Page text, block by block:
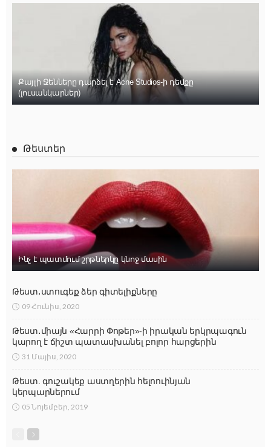
Քայլի Ջենները դարձել է Acne Studios-ի դեմքը
(լուսանկարներ)
Թեստեր
Ինչ է պատմում շրթներկը կնոջ մասին
Թեստ․ստուգեք ձեր գիտելիքները
09 Հունիս, 2020
Թեստ․միայն «Հարրի Փոթեր»-ի իրական երկրպագուն
կարող է ճիշտ պատասխանել բոլոր հարցերին
31 Մայիս, 2020
Թեստ. գուշակեք աստղերին հելոուինյան
կերպարներում
05 Նոյեմբեր, 2019